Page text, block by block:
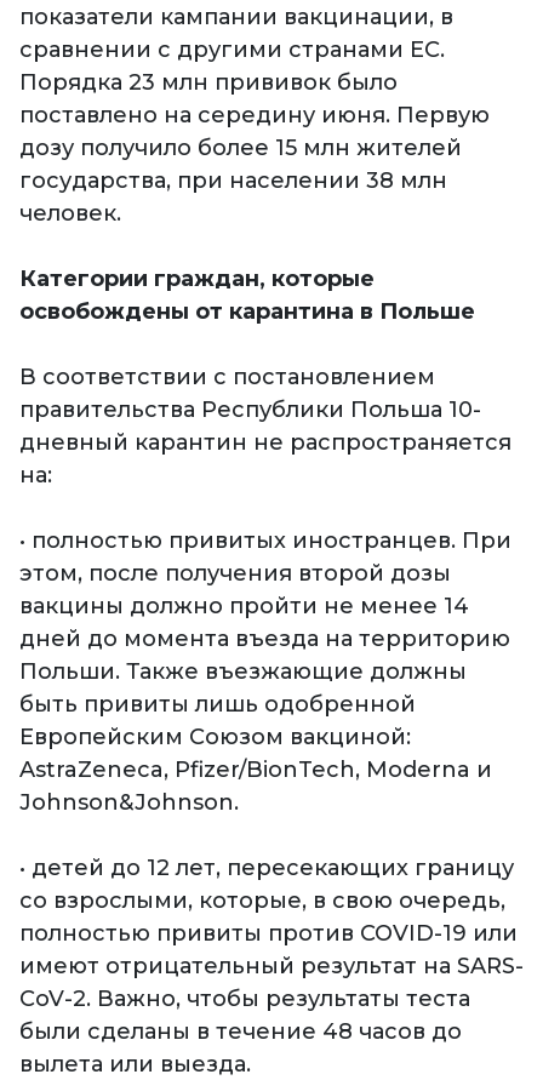
показатели кампании вакцинации, в
сравнении с другими странами ЕС.
Порядка 23 млн прививок было
поставлено на середину июня. Первую
дозу получило более 15 млн жителей
государства, при населении 38 млн
человек.
Категории граждан, которые
освобождены от карантина в Польше
В соответствии с постановлением
правительства Республики Польша 10-
дневный карантин не распространяется
на:
• полностью привитых иностранцев. При
этом, после получения второй дозы
вакцины должно пройти не менее 14
дней до момента въезда на территорию
Польши. Также въезжающие должны
быть привиты лишь одобренной
Европейским Союзом вакциной:
AstraZeneca, Pfizer/BionTech, Moderna и
Johnson&Johnson.
• детей до 12 лет, пересекающих границу
со взрослыми, которые, в свою очередь,
полностью привиты против COVID-19 или
имеют отрицательный результат на SARS-
CoV-2. Важно, чтобы результаты теста
были сделаны в течение 48 часов до
вылета или выезда.